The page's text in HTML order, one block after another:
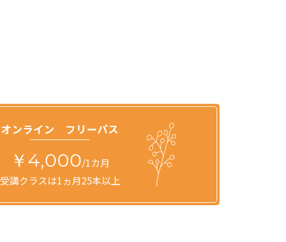
オンライン フリーパス
￥4,000/1カ月
受講クラスは1ヵ月25本以上